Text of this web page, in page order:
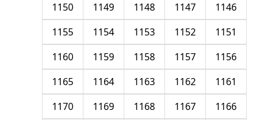
1146
1147
1148
1149
1150
1151
1152
1153
1154
1155
1156
1157
1158
1159
1160
1161
1162
1163
1164
1165
1166
1167
1168
1169
1170